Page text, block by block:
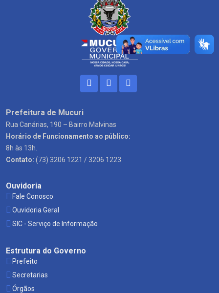
Prefeitura de Mucuri
Rua Canárias, 190 – Bairro Malvinas
Horário de Funcionamento ao público:
8h às 13h.
Contato: (73) 3206 1221 / 3206 1223
Ouvidoria
Fale Conosco
Ouvidoria Geral
SIC - Serviço de Informação
Estrutura do Governo
Prefeito
Secretarias
Órgãos